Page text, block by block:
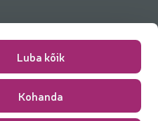
Luba kõik
Kohanda